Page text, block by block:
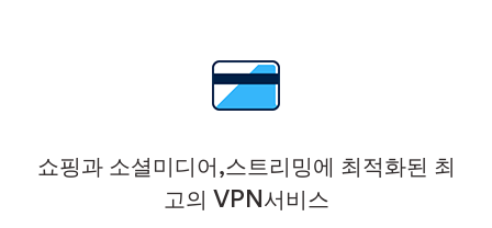
쇼핑과 소셜미디어,스트리밍에 최적화된 최
고의 VPN서비스